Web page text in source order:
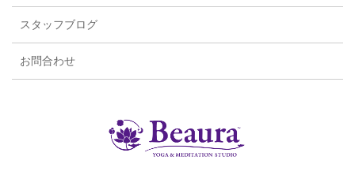
スタッフブログ
お問合わせ